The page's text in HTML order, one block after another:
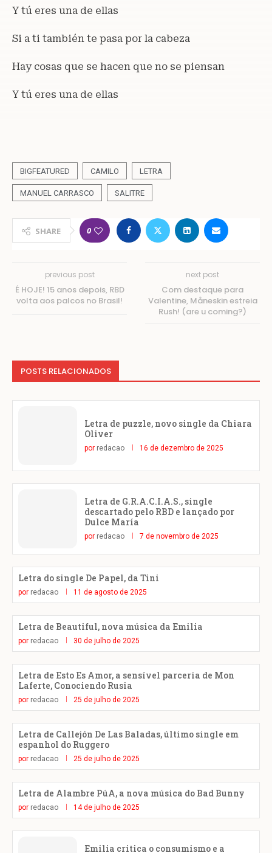
Y tú eres una de ellas
Si a ti también te pasa por la cabeza
Hay cosas que se hacen que no se piensan
Y tú eres una de ellas
BIGFEATURED CAMILO LETRA
MANUEL CARRASCO SALITRE
SHARE 0
previous post
É HOJE! 15 anos depois, RBD
volta aos palcos no Brasil!
next post
Com destaque para
Valentine, Måneskin estreia
Rush! (are u coming?)
POSTS RELACIONADOS
Letra de puzzle, novo single da Chiara
Oliver
por redacao 16 de dezembro de 2025
Letra de G.R.A.C.I.A.S., single
descartado pelo RBD e lançado por
Dulce María
por redacao 7 de novembro de 2025
Letra do single De Papel, da Tini
por redacao 11 de agosto de 2025
Letra de Beautiful, nova música da Emilia
por redacao 30 de julho de 2025
Letra de Esto Es Amor, a sensível parceria de Mon
Laferte, Conociendo Rusia
por redacao 25 de julho de 2025
Letra de Callejón De Las Baladas, último single em
espanhol do Ruggero
por redacao 25 de julho de 2025
Letra de Alambre PúA, a nova música do Bad Bunny
por redacao 14 de julho de 2025
Emilia critica o consumismo e a